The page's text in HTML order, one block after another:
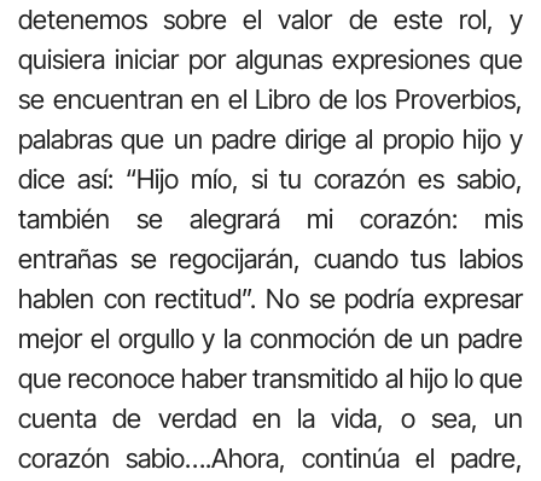
detenemos sobre el valor de este rol, y
quisiera iniciar por algunas expresiones que
se encuentran en el Libro de los Proverbios,
palabras que un padre dirige al propio hijo y
dice así: “Hijo mío, si tu corazón es sabio,
también se alegrará mi corazón: mis
entrañas se regocijarán, cuando tus labios
hablen con rectitud”. No se podría expresar
mejor el orgullo y la conmoción de un padre
que reconoce haber transmitido al hijo lo que
cuenta de verdad en la vida, o sea, un
corazón sabio….Ahora, continúa el padre,